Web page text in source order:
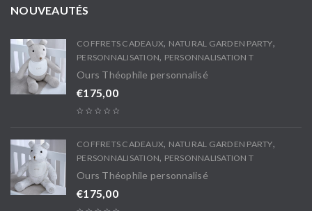
NOUVEAUTÉS
COFFRETS CADEAUX, NATURAL GARDEN PARTY,
PERSONNALISATION, PERSONNALISATION T
Ours Théophile personnalisé
€175,00
COFFRETS CADEAUX, NATURAL GARDEN PARTY,
PERSONNALISATION, PERSONNALISATION T
Ours Théophile personnalisé
€175,00